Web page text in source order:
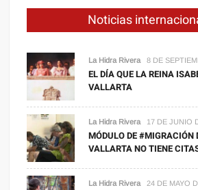
Noticias
La Hidra Rivera 8 DE
EL DÍA QUE LA REINA
VALLARTA
La Hidra Rivera 17 DE JUNIO
MÓDULO DE #MIGRACIÓN
VALLARTA NO TIENE
La Hidra Rivera 24 DE MAYO